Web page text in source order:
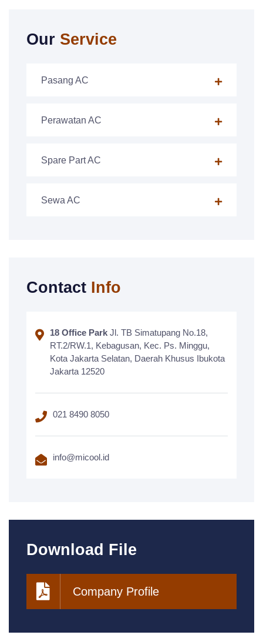
Our Service
Pasang AC
Perawatan AC
Spare Part AC
Sewa AC
Contact Info
18 Office Park Jl. TB Simatupang No.18,
RT.2/RW.1, Kebagusan, Kec. Ps. Minggu,
Kota Jakarta Selatan, Daerah Khusus Ibukota
Jakarta 12520
021 8490 8050
info@micool.id
Download File
Company Profile